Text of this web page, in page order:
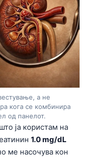
а не
кога се комбинира
од панелот.
ја користам на
1.0 mg/dL
ме насочува кон